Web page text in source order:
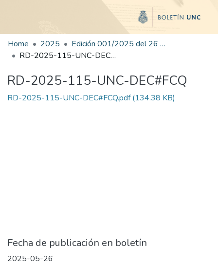
Home 2025
Edición 001/2025 del 26 de mayo de 2025
RD-2025-115-UNC-DEC#FCQ
RD-2025-115-UNC-DEC#FCQ
RD-2025-115-UNC-DEC#FCQ.pdf(134.38 KB)
Fecha de publicación en boletín
2025-05-26